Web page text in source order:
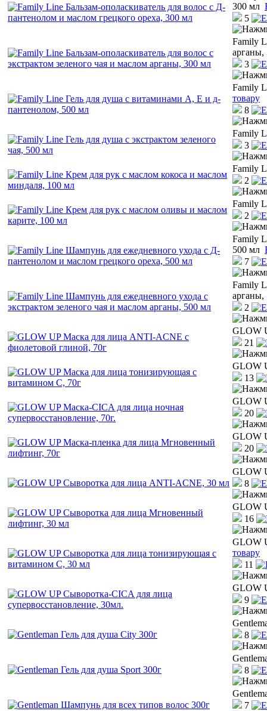
300 мл
5
Family
арганы,
3
Family
товару
8
Family
3
Family
2
Family
2
Family
500 мл
7
Family
арганы,
2
GLOW
21
GLOW
13
GLOW
20
GLOW
20
GLOW
8
GLOW
16
GLOW
товару
11
GLOW
9
8
8
7